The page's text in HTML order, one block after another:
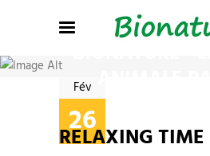
BREWERY
Fév
26
RELAXING TIME